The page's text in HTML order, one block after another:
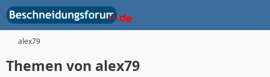
alex79
Themen von alex79